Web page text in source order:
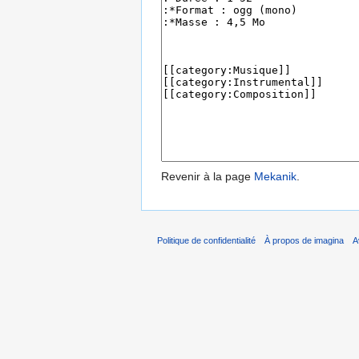
Revenir à la page Mekanik.
Politique de confidentialité À propos de imagina